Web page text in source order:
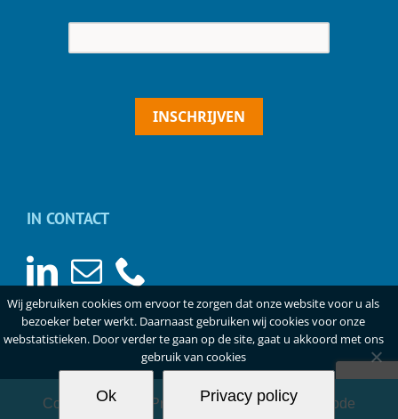
INSCHRIJVEN
IN CONTACT
Copyright2026 | Privacyverklaring|Gedragscode
Wij gebruiken cookies om ervoor te zorgen dat onze website voor u als
bezoeker beter werkt. Daarnaast gebruiken wij cookies voor onze
webstatistieken. Door verder te gaan op de site, gaat u akkoord met ons
gebruik van cookies
Ok Privacy policy